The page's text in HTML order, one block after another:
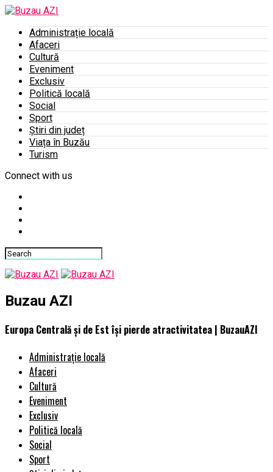
Administrație locală
Afaceri
Cultură
Eveniment
Exclusiv
Politică locală
Social
Sport
Știri din județ
Viața în Buzău
Turism
Connect with us
Buzau AZI
Europa Centrală și de Est își pierde atractivitatea | BuzauAZI
Administrație locală
Afaceri
Cultură
Eveniment
Exclusiv
Politică locală
Social
Sport